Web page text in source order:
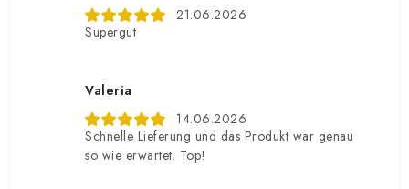
21.06.2026
Supergut
Valeria
14.06.2026
Schnelle Lieferung und das Produkt war genau
so wie erwartet. Top!